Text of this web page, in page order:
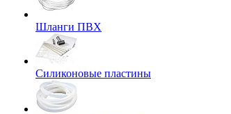
Шланги ПВХ
Силиконовые пластины